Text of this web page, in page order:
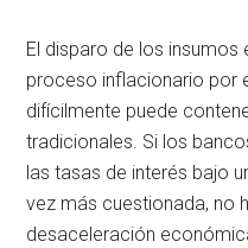
El disparo de los
proceso inflacionario por
difícilmente puede
tradicionales. Si los
las tasas de interés bajo
vez más cuestionada, no
desaceleración